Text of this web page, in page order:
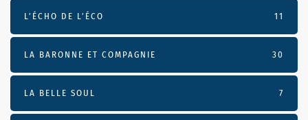
L’ÉCHO DE L’ÉCO 11
LA BARONNE ET COMPAGNIE 30
LA BELLE SOUL 7